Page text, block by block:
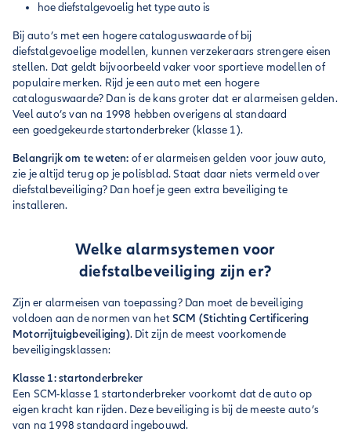
hoe diefstalgevoelig het type auto is
Bij auto’s met een hogere cataloguswaarde of bij
diefstalgevoelige modellen, kunnen verzekeraars strengere eisen
stellen. Dat geldt bijvoorbeeld vaker voor sportieve modellen of
populaire merken. Rijd je een auto met een hogere
cataloguswaarde? Dan is de kans groter dat er alarmeisen gelden.
Veel auto’s van na 1998 hebben overigens al standaard
een goedgekeurde startonderbreker (klasse 1).
Belangrijk om te weten: of er alarmeisen gelden voor jouw auto,
zie je altijd terug op je polisblad. Staat daar niets vermeld over
diefstalbeveiliging? Dan hoef je geen extra beveiliging te
installeren.
Welke alarmsystemen voor
diefstalbeveiliging zijn er?
Zijn er alarmeisen van toepassing? Dan moet de beveiliging
voldoen aan de normen van hetSCM (Stichting Certificering
Motorrijtuigbeveiliging). Dit zijn de meest voorkomende
beveiligingsklassen:
Klasse 1: startonderbreker
Een SCM-klasse 1 startonderbreker voorkomt dat de auto op
eigen kracht kan rijden. Deze beveiliging is bij de meeste auto’s
van na 1998 standaard ingebouwd.